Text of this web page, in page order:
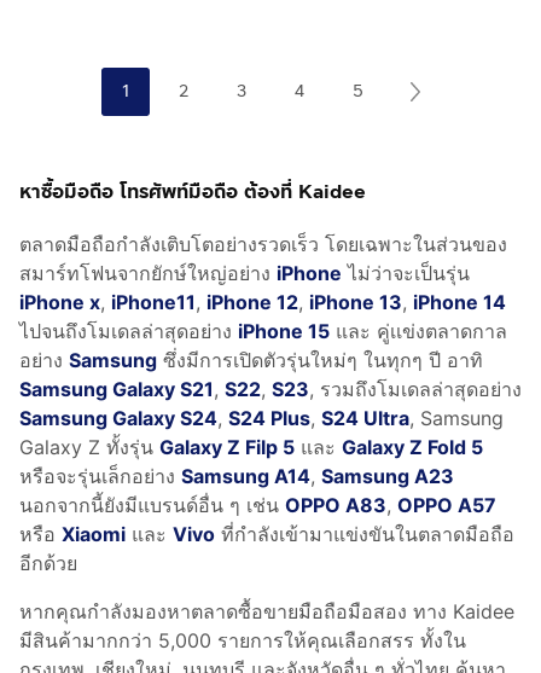
1 2 3 4 5
หาซื้อมือถือ โทรศัพท์มือถือ ต้องที่ Kaidee
ตลาดมือถือกำลังเติบโตอย่างรวดเร็ว โดยเฉพาะในส่วนของ
สมาร์ทโฟนจากยักษ์ใหญ่อย่าง iPhone ไม่ว่าจะเป็นรุ่น
iPhone x, iPhone11, iPhone 12, iPhone 13, iPhone 14
ไปจนถึงโมเดลล่าสุดอย่าง iPhone 15 และ คู่เเข่งตลาดกาล
อย่าง Samsung ซึ่งมีการเปิดตัวรุ่นใหม่ๆ ในทุกๆ ปี อาทิ
Samsung Galaxy S21, S22, S23, รวมถึงโมเดลล่าสุดอย่าง
Samsung Galaxy S24, S24 Plus, S24 Ultra, Samsung
Galaxy Z ทั้งรุ่น Galaxy Z Filp 5 และ Galaxy Z Fold 5
หรือจะรุ่นเล็กอย่าง Samsung A14, Samsung A23
นอกจากนี้ยังมีแบรนด์อื่น ๆ เช่น OPPO A83, OPPO A57
หรือ Xiaomi และ Vivo ที่กำลังเข้ามาแข่งขันในตลาดมือถือ
อีกด้วย
หากคุณกำลังมองหาตลาดซื้อขายมือถือมือสอง ทาง Kaidee
มีสินค้ามากกว่า 5,000 รายการให้คุณเลือกสรร ทั้งใน